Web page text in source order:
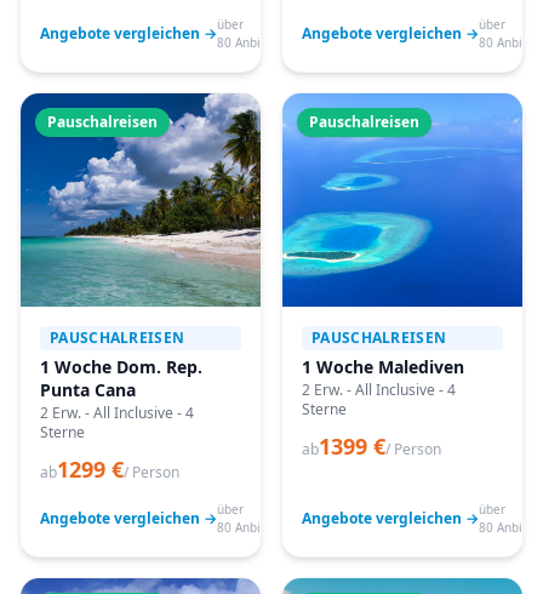
Angebote vergleichen →über
80 Anbieter
Angebote vergleichen →über
80
Pauschalreisen
PAUSCHALREISEN
1 Woche Dom. Rep.
Punta Cana
2 Erw. - All Inclusive - 4
Sterne
ab1299 €/ Person
Angebote vergleichen →über
80 Anbieter
Pauschalreisen
PAUSCHALREISEN
1 Woche Malediven
2 Erw. - All Inclusive - 4
Sterne
ab1399 €/ Person
Angebote vergleichen →über
80